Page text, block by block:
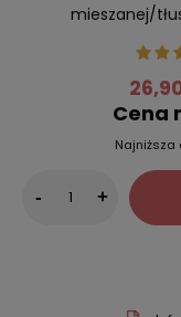
mieszanej/
Cena
Najniższa
- +